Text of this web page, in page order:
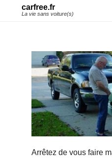
carfree.fr
La vie sans voiture(s)
Arrêtez de vous faire